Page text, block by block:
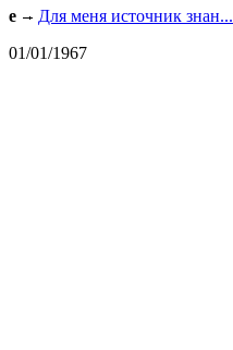
e
Для меня источник знан...
01/01/1967